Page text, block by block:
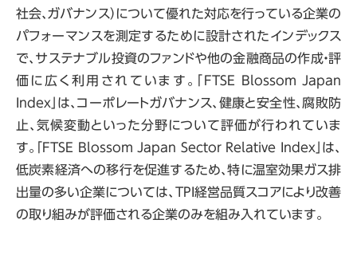
社会、ガバナンス）について優れた対応を行っている企業の
パフォーマンスを測定するために設計されたインデックス
で、サステナブル投資のファンドや他の金融商品の作成・評
価に広く利用されています。「FTSE Blossom Japan
Index」は、コーポレートガバナンス、健康と安全性、腐敗防
止、気候変動といった分野について評価が行われていま
す。「FTSE Blossom Japan Sector Relative Index」は、
低炭素経済への移行を促進するため、特に温室効果ガス排
出量の多い企業については、TPI経営品質スコアにより改善
の取り組みが評価される企業のみを組み入れています。